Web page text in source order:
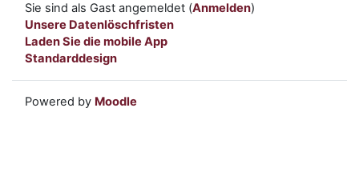
Sie sind als Gast angemeldet (Anmelden)
Unsere Datenlöschfristen
Laden Sie die mobile App
Standarddesign
Powered by Moodle